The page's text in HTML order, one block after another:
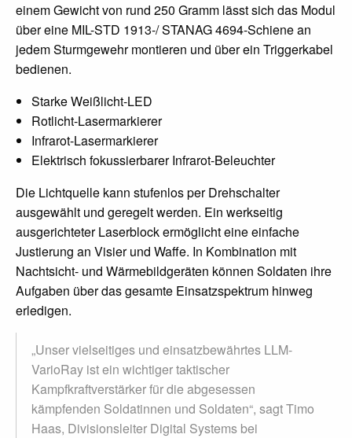
einem Gewicht von rund 250 Gramm lässt sich das Modul
über eine MIL-STD 1913-/ STANAG 4694-Schiene an
jedem Sturmgewehr montieren und über ein Triggerkabel
bedienen.
Starke Weißlicht-LED
Rotlicht-Lasermarkierer
Infrarot-Lasermarkierer
Elektrisch fokussierbarer Infrarot-Beleuchter
Die Lichtquelle kann stufenlos per Drehschalter
ausgewählt und geregelt werden. Ein werkseitig
ausgerichteter Laserblock ermöglicht eine einfache
Justierung an Visier und Waffe. In Kombination mit
Nachtsicht- und Wärmebildgeräten können Soldaten ihre
Aufgaben über das gesamte Einsatzspektrum hinweg
erledigen.
„Unser vielseitiges und einsatzbewährtes LLM-
VarioRay ist ein wichtiger taktischer
Kampfkraftverstärker für die abgesessen
kämpfenden Soldatinnen und Soldaten“, sagt Timo
Haas, Divisionsleiter Digital Systems bei